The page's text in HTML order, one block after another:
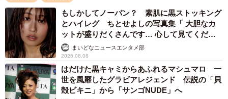
3/12
“スタイルが良いと思う有名人”は誰ですか？（提供画像）
もしかしてノーパン？ 素肌に黒ストッキング
とハイレグ ちとせよしの写真集「 大胆なカ
ットが盛りだくさんです… 心して見てくださ
い」まいどなニュースエンタメ部
2026.08.08
はだけた黒キャミからあふれるマシュマロ 一
世を風靡したグラビアレジェンド 伝説の「貝
殻ビキニ」から「サンゴNUDE」へ